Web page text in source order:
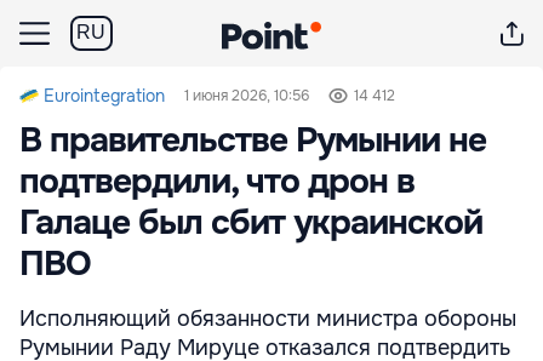
RU
Eurointegration 1 июня 2026, 10:56 14 412
В правительстве Румынии не
подтвердили, что дрон в
Галаце был сбит украинской
ПВО
Исполняющий обязанности министра обороны
Румынии Раду Мируце отказался подтвердить